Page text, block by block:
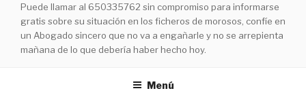
Puede llamar al 650335762 sin compromiso para informarse
gratis sobre su situación en los ficheros de morosos, confíe en
un Abogado sincero que no va a engañarle y no se arrepienta
mañana de lo que debería haber hecho hoy.
Menú